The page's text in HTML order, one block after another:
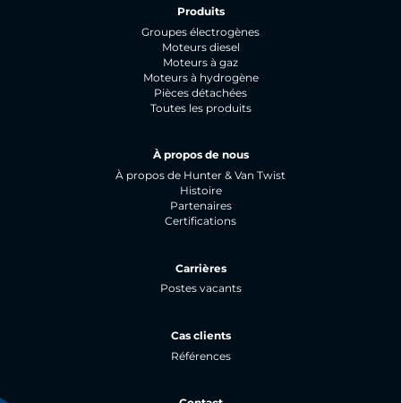
Produits
Groupes électrogènes
Moteurs diesel
Moteurs à gaz
Moteurs à hydrogène
Pièces détachées
Toutes les produits
À propos de nous
À propos de Hunter & Van Twist
Histoire
Partenaires
Certifications
Carrières
Postes vacants
Cas clients
Références